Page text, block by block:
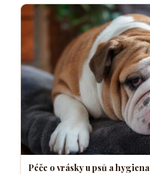
Péče o vrásky u psů a hygiena